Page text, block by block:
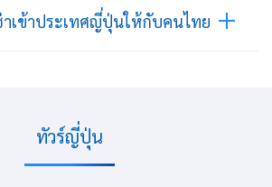
าเข้าประเทศญี่ปุ่นให้กับคนไทย
ทัวร์ญี่ปุ่น